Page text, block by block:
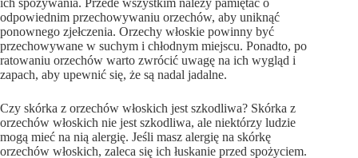
odpowiednim przechowywaniu orzechów, aby uniknąć
ponownego zjełczenia. Orzechy włoskie powinny być
przechowywane w suchym i chłodnym miejscu. Ponadto, po
ratowaniu orzechów warto zwrócić uwagę na ich wygląd i
zapach, aby upewnić się, że są nadal jadalne.
Czy skórka z orzechów włoskich jest szkodliwa? Skórka z
orzechów włoskich nie jest szkodliwa, ale niektórzy ludzie
mogą mieć na nią alergię. Jeśli masz alergię na skórkę
orzechów włoskich, zaleca się ich łuskanie przed spożyciem.